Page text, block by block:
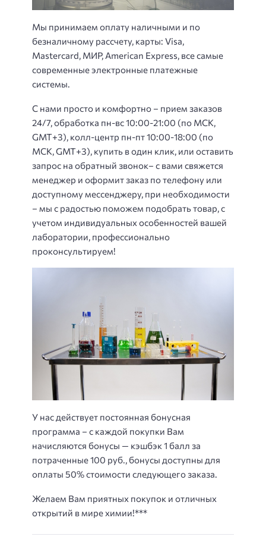
Мы принимаем оплату наличными и по
безналичному рассчету, карты: Visa,
Mastercard, МИР, American Express, все самые
современные электронные платежные
системы.
С нами просто и комфортно – прием заказов
24/7, обработка пн-вс 10:00-21:00 (по МСК,
GMT+3), колл-центр пн-пт 10:00-18:00 (по
МСК, GMT+3), купить в один клик, или оставить
запрос на обратный звонок– с вами свяжется
менеджер и оформит заказ по телефону или
доступному мессенджеру, при необходимости
– мы с радостью поможем подобрать товар, с
учетом индивидуальных особенностей вашей
лаборатории, профессионально
проконсультируем!
У нас действует постоянная бонусная
программа – с каждой покупки Вам
начисляются бонусы — кэшбэк 1 балл за
потраченные 100 руб., бонусы доступны для
оплаты 50% стоимости следующего заказа.
Желаем Вам приятных покупок и отличных
открытий в мире химии!***